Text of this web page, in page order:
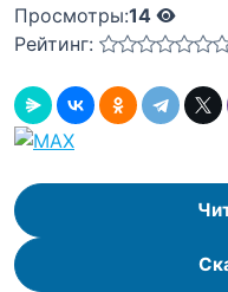
Просмотры:14
Рейтинг: